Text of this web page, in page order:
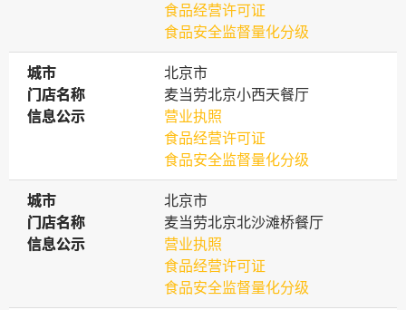
食品经营许可证
食品安全监督量化分级
城市
城市
北京市
门店名称
门店名称
麦当劳北京小西天餐厅
信息公示
信息公示
营业执照
食品经营许可证
食品安全监督量化分级
城市
城市
北京市
门店名称
门店名称
麦当劳北京北沙滩桥餐厅
信息公示
信息公示
营业执照
食品经营许可证
食品安全监督量化分级